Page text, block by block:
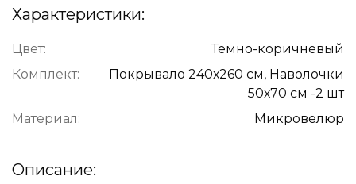
Характеристики:
Цвет:
Темно-коричневый
Комплект:
Покрывало 240х260 см, Наволочки
50х70 см -2 шт
Материал:
Микровелюр
Описание: